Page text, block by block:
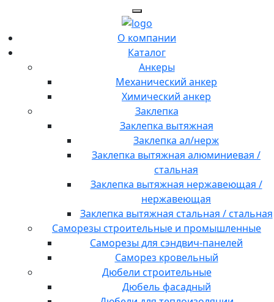
О компании
Каталог
Анкеры
Механический анкер
Химический анкер
Заклепка
Заклепка вытяжная
Заклепка ал/нерж
Заклепка вытяжная алюминиевая /
стальная
Заклепка вытяжная нержавеющая /
нержавеющая
Заклепка вытяжная стальная / стальная
Саморезы строительные и промышленные
Саморезы для сэндвич-панелей
Саморез кровельный
Дюбели строительные
Дюбель фасадный